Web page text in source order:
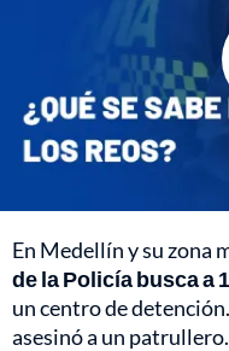
En Medellín y su zona
de la Policía busca a
un centro de
asesinó a un patrullero.